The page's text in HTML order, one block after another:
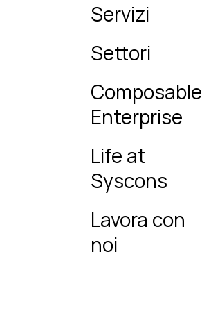
Servizi
Settori
Composable
Enterprise
Life at
Syscons
Lavora con
noi